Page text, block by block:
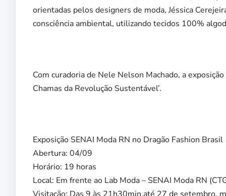
orientadas pelos designers de moda, Jéssica
consciência ambiental, utilizando tecidos 100%
Com curadoria de Nele Nelson Machado, a
Chamas da Revolução Sustentável’.
Exposição SENAI Moda RN no Dragão Fashion Brasil
Abertura: 04/09
Horário: 19 horas
Local: Em frente ao Lab Moda – SENAI Moda RN
Visitação: Das 9 às 21h30min até 27 de setembro,